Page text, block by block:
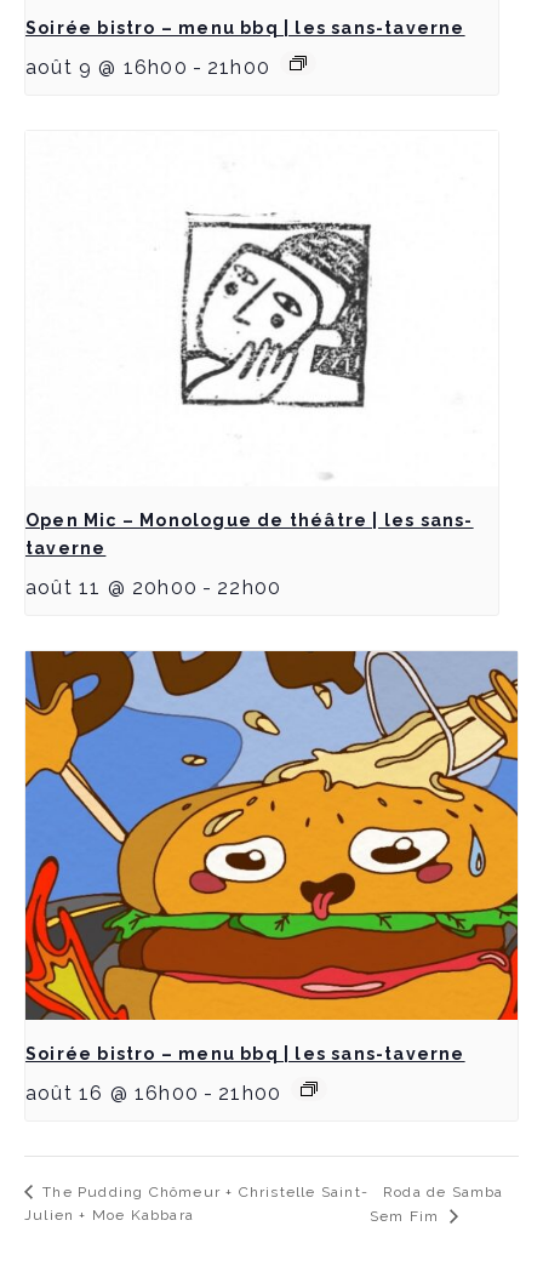
Soirée bistro – menu bbq | les sans-taverne
août 9 @ 16h00 - 21h00
Open Mic – Monologue de théâtre | les sans-
taverne
août 11 @ 20h00 - 22h00
Soirée bistro – menu bbq | les sans-taverne
août 16 @ 16h00 - 21h00
The Pudding Chômeur + Christelle Saint-
Julien + Moe Kabbara
Roda de Samba
Sem Fim